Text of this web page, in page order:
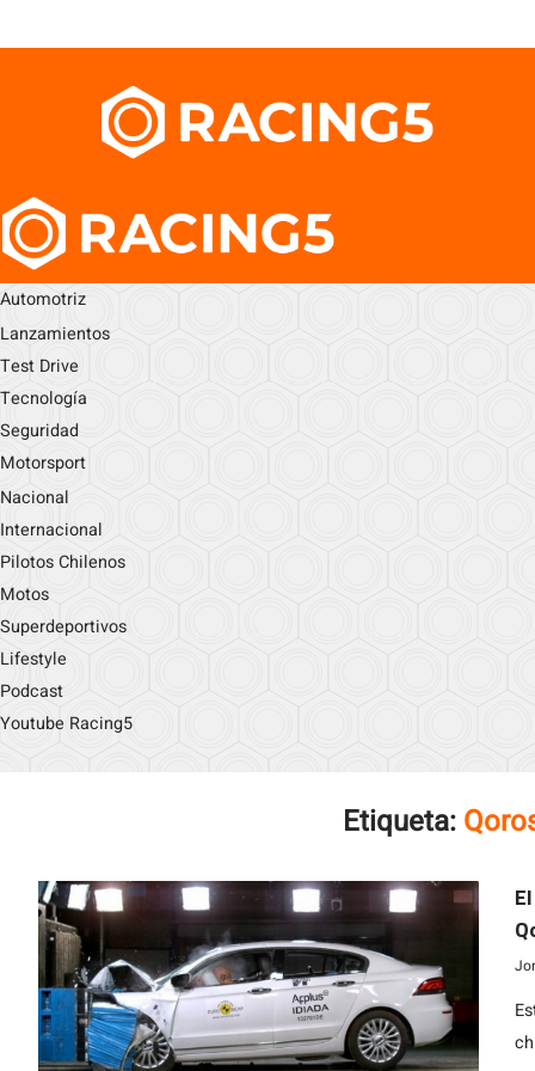
Automotriz
Lanzamientos
Test Drive
Tecnología
Seguridad
Motorsport
Nacional
Internacional
Pilotos Chilenos
Motos
Superdeportivos
Lifestyle
Podcast
Youtube Racing5
Etiqueta: